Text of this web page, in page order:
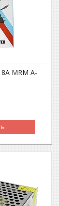
MRM A-